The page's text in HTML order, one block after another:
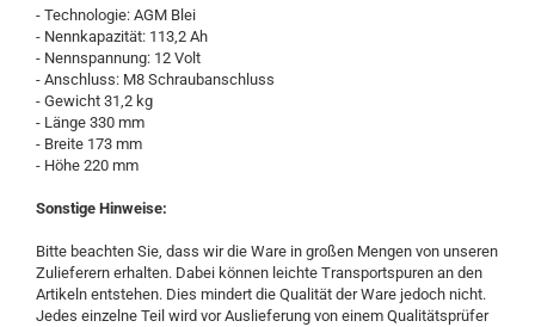
- Technologie: AGM Blei
- Nennkapazität: 113,2 Ah
- Nennspannung: 12 Volt
- Anschluss: M8 Schraubanschluss
- Gewicht 31,2 kg
- Länge 330 mm
- Breite 173 mm
- Höhe 220 mm
Sonstige Hinweise:
Bitte beachten Sie, dass wir die Ware in großen Mengen von unseren
Zulieferern erhalten. Dabei können leichte Transportspuren an den
Artikeln entstehen. Dies mindert die Qualität der Ware jedoch nicht.
Jedes einzelne Teil wird vor Auslieferung von einem Qualitätsprüfer